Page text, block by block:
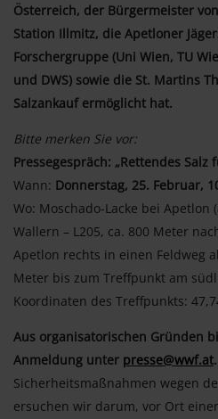
Österreich, der Bürgermeister
Station Illmitz, die Apetloner
Forschergruppe (Uni Wien, TU
und DWS) sowie die St. Martins
Salzankauf ermöglicht hat.
Bitte merken Sie vor:
Pressegespräch: „Rettendes Salz
Wann: Donnerstag, 25. Februar,
Wo: Moschado-Lacke bei Apetlon
Wallern – L205, ca. 800 Meter
Apetlon rechts in einen Feldweg
Meter bis zum Treffpunkt am
Koordinaten des Treffpunkts:
Aus organisatorischen Gründen
Anmeldung unter presse@wwf.at.
Sicherheitsmaßnahmen wegen
ersuchen wir darum, vor Ort